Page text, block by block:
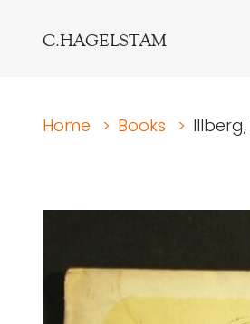
C.HAGELSTAM
Home > Books >